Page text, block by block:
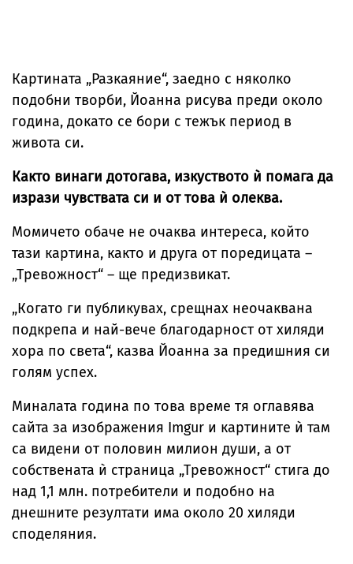
Картината „Разкаяние“, заедно с няколко
подобни творби, Йоанна рисува преди около
година, докато се бори с тежък период в
живота си.
Както винаги дотогава, изкуството ѝ помага да
изрази чувствата си и от това ѝ олеква.
Момичето обаче не очаква интереса, който
тази картина, както и друга от поредицата –
„Тревожност“ – ще предизвикат.
„Когато ги публикувах, срещнах неочаквана
подкрепа и най-вече благодарност от хиляди
хора по света“, казва Йоанна за предишния си
голям успех.
Миналата година по това време тя оглавява
сайта за изображения Imgur и картините ѝ там
са видени от половин милион души, а от
собствената ѝ страница „Тревожност“ стига до
над 1,1 млн. потребители и подобно на
днешните резултати има около 20 хиляди
споделяния.